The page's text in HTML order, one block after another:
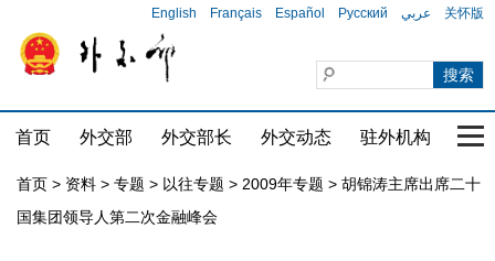
English Français Español Русский عربي 关怀版
首页 外交部 外交部长 外交动态 驻外机构 国
首页 > 资料 > 专题 > 以往专题 > 2009年专题 > 胡锦涛主席出席二十
国集团领导人第二次金融峰会